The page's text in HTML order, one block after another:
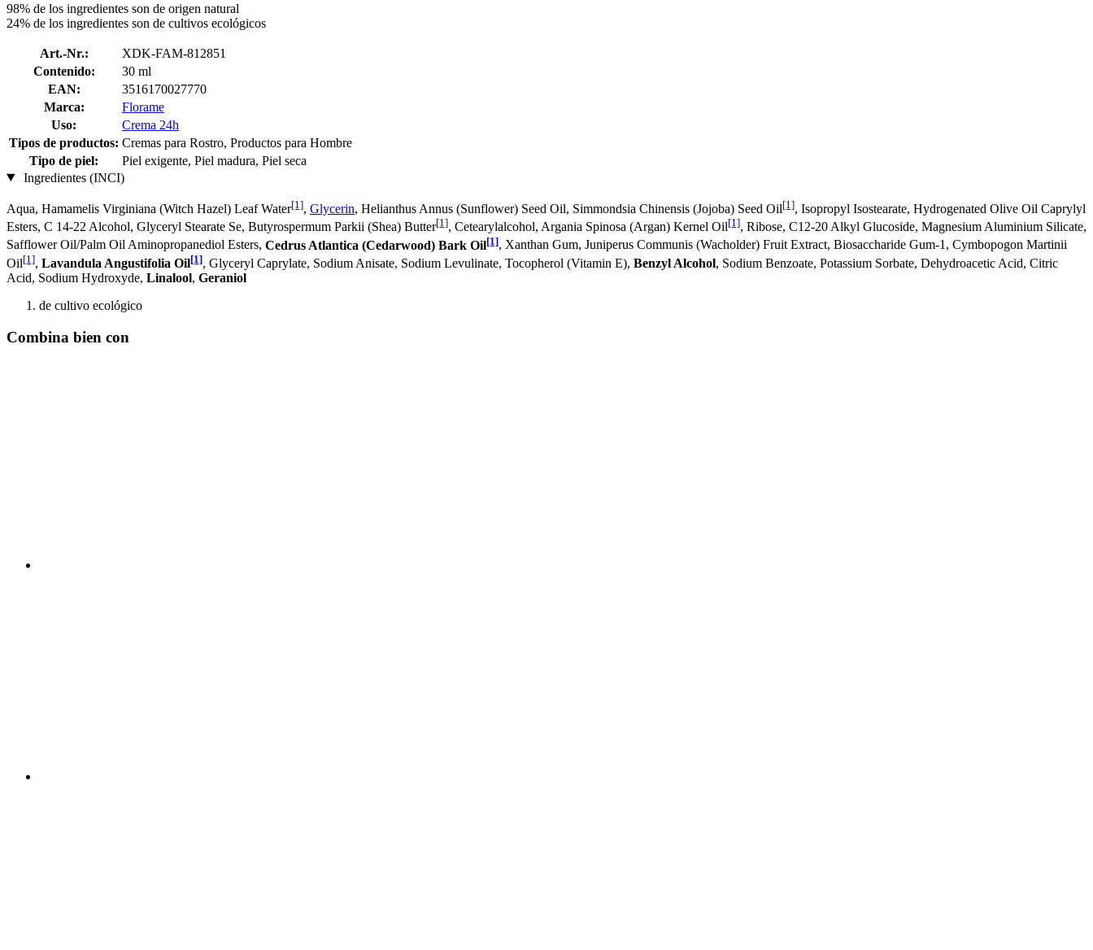
98% de los ingredientes son de origen natural
24% de los ingredientes son de cultivos ecológicos
Art.-Nr.:
XDK-FAM-812851
Contenido:
30 ml
EAN:
3516170027770
Marca:
Florame
Uso:
Crema 24h
Tipos de productos: Cremas para Rostro, Productos para Hombre
Tipo de piel:
Piel exigente, Piel madura, Piel seca
Ingredientes (INCI)
Aqua, Hamamelis Virginiana (Witch Hazel) Leaf Water[1], Glycerin, Helianthus Annus (Sunflower) Seed Oil, Simmondsia Chinensis (Jojoba) Seed Oil[1], Isopropyl Isostearate, Hydrogenated Olive Oil Caprylyl
Esters, C 14-22 Alcohol, Glyceryl Stearate Se, Butyrospermum Parkii (Shea) Butter[1], Cetearylalcohol, Argania Spinosa (Argan) Kernel Oil[1], Ribose, C12-20 Alkyl Glucoside, Magnesium Aluminium Silicate,
Safflower Oil/Palm Oil Aminopropanediol Esters, Cedrus Atlantica (Cedarwood) Bark Oil[1], Xanthan Gum, Juniperus Communis (Wacholder) Fruit Extract, Biosaccharide Gum-1, Cymbopogon Martinii
Oil[1], Lavandula Angustifolia Oil[1], Glyceryl Caprylate, Sodium Anisate, Sodium Levulinate, Tocopherol (Vitamin E), Benzyl Alcohol, Sodium Benzoate, Potassium Sorbate, Dehydroacetic Acid, Citric
Acid, Sodium Hydroxyde, Linalool, Geraniol
de cultivo ecológico
Combina bien con